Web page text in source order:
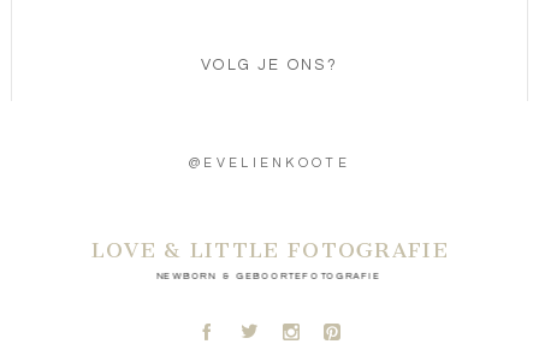
VOLG JE ONS?
@EVELIENKOOTE
NEWBORN & GEBOORTEFOTOGRAFIE
LOVE & LITTLE FOTOGRAFIE
A B C D